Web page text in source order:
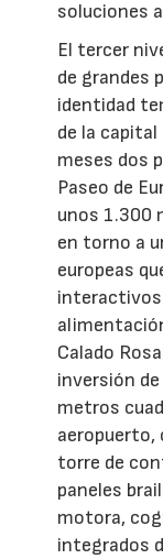
soluciones
El tercer
de grandes
identidad
de la
meses dos
Paseo de
unos 1.300
en torno a
europeas
Calado
inversión
metros
aeropuerto,
torre de
paneles
motora,
integrados